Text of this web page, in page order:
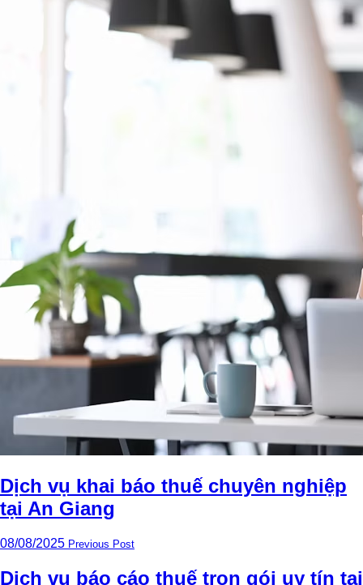
Dịch vụ khai báo thuế chuyên nghiệp
tại An Giang
08/08/2025 Previous Post
Dịch vụ báo cáo thuế trọn gói uy tín tại